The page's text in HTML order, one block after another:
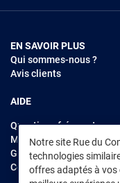
Notre site Rue du
technologies
offres adaptés à vos
EN SAVOIR PLUS
Qui sommes-nous ?
Avis clients
AIDE
Questions fréquentes
Modes de règlements
Garantie et retours
Contacter Rue du